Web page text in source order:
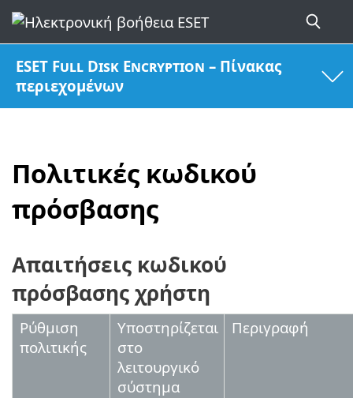
ESET Full Disk Encryption – Πίνακας
περιεχομένων
Πολιτικές κωδικού
πρόσβασης
Απαιτήσεις κωδικού
πρόσβασης χρήστη
Ρύθμιση
πολιτικής
Υποστηρίζεται
στο
λειτουργικό
σύστημα
Περιγραφή